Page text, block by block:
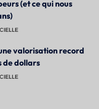
(et ce qui nous
valorisation record
de dollars